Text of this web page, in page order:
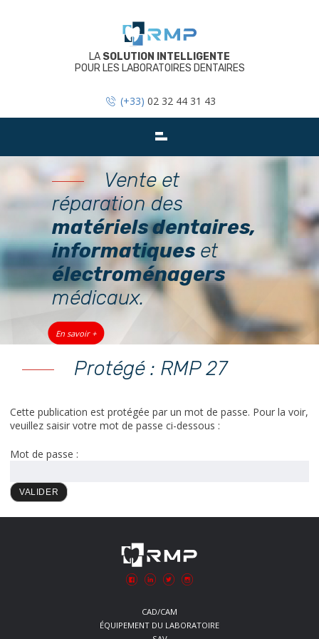
LA SOLUTION INTELLIGENTE
POUR LES LABORATOIRES DENTAIRES
(+33) 02 32 44 31 43
Vente et
réparation des
matériels dentaires,
informatiqueset
électroménagers
médicaux.
En savoir +
Protégé : RMP 27
Cette publication est protégée par un mot de passe. Pour la voir,
veuillez saisir votre mot de passe ci-dessous :
Mot de passe :
CAD/CAM
ÉQUIPEMENT DU LABORATOIRE